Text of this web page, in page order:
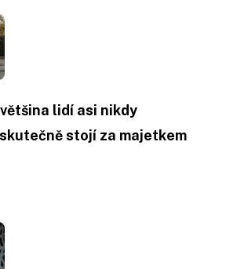
lidí asi nikdy
stojí za majetkem